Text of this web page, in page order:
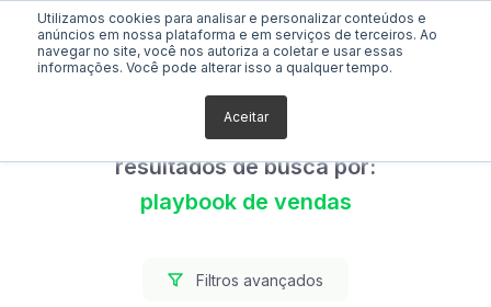
Utilizamos cookies para analisar e personalizar conteúdos e
anúncios em nossa plataforma e em serviços de terceiros. Ao
navegar no site, você nos autoriza a coletar e usar essas
informações. Você pode alterar isso a qualquer tempo.
Aceitar
Foram encontrados 0
resultados de busca por:
playbook de vendas
Filtros avançados